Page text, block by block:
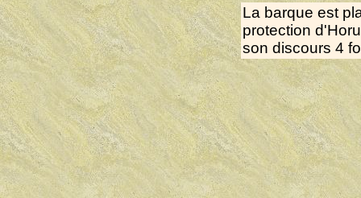
La barque est
protection
son discours 4